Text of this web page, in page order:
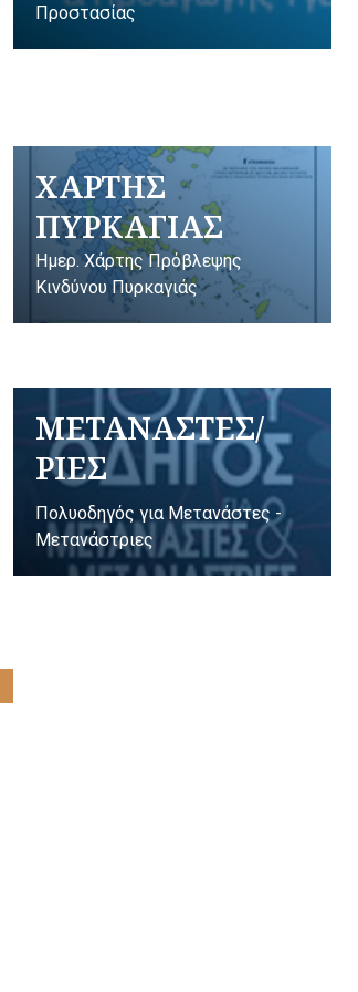
Προστασίας
ΧΑΡΤΗΣ
ΠΥΡΚΑΓΙΑΣ
Ημερ. Χάρτης Πρόβλεψης
Κινδύνου Πυρκαγιάς
ΜΕΤΑΝΑΣΤΕΣ/
ΡΙΕΣ
Πολυοδηγός για Μετανάστες -
Μετανάστριες